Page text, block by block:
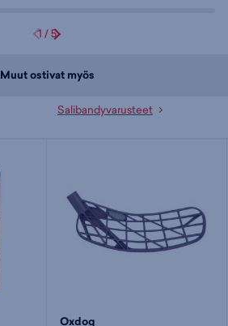
1 /5
Muut ostivat myös
Salibandyvarusteet
Oxdog